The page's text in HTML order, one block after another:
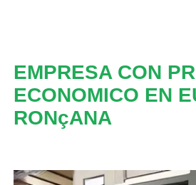
EMPRESA CON
ECONOMICO EN
RONçANA